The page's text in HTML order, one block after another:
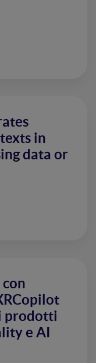
in
data or
prodotti
e AI